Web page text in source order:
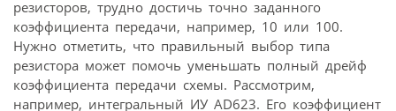
резисторов, трудно достичь точно заданного
коэффициента передачи, например, 10 или 100.
Нужно отметить, что правильный выбор типа
резистора может помочь уменьшать полный дрейф
коэффициента передачи схемы. Рассмотрим,
например, интегральный ИУ AD623. Его коэффициент